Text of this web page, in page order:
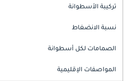
تركيبة الأسطوانة
نسبة الانضغاط
الصمامات لكل أسطوانة
المواصفات الإقليمية